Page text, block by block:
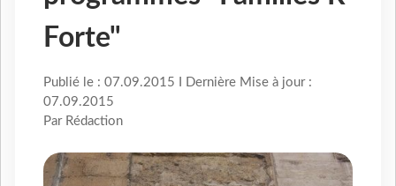
Forte"
Publié le : 07.09.2015 I Dernière Mise à jour :
07.09.2015
Par Rédaction